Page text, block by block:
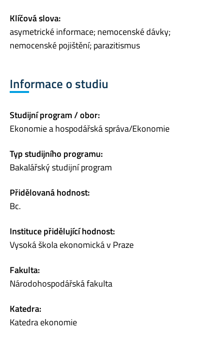
Klíčová slova:
asymetrické informace; nemocenské dávky;
nemocenské pojištění; parazitismus
Informace o studiu
Studijní program / obor:
Ekonomie a hospodářská správa/Ekonomie
Typ studijního programu:
Bakalářský studijní program
Přidělovaná hodnost:
Bc.
Instituce přidělující hodnost:
Vysoká škola ekonomická v Praze
Fakulta:
Národohospodářská fakulta
Katedra:
Katedra ekonomie